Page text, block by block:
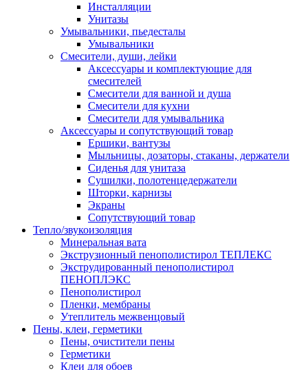
Инсталляции
Унитазы
Умывальники, пьедесталы
Умывальники
Смесители, души, лейки
Аксессуары и комплектующие для
смесителей
Смесители для ванной и душа
Смесители для кухни
Смесители для умывальника
Аксессуары и сопутствующий товар
Ершики, вантузы
Мыльницы, дозаторы, стаканы, держатели
Сиденья для унитаза
Сушилки, полотенцедержатели
Шторки, карнизы
Экраны
Сопутствующий товар
Тепло/звукоизоляция
Минеральная вата
Экструзионный пенополистирол ТЕПЛЕКС
Экструдированный пенополистирол
ПЕНОПЛЭКС
Пенополистирол
Пленки, мембраны
Утеплитель межвенцовый
Пены, клеи, герметики
Пены, очистители пены
Герметики
Клеи для обоев